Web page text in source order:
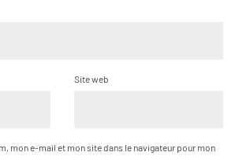
Site web
mon e-mail et mon site dans le navigateur pour mon